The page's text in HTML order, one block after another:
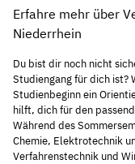
Erfahre mehr über
Niederrhein
Du bist dir noch nicht
Studiengang für dich ist?
Studienbeginn ein
hilft, dich für den
Während des
Chemie, Elektrotechnik
Verfahrenstechnik und